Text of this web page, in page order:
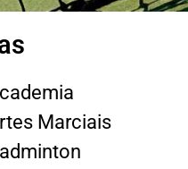
Marciais